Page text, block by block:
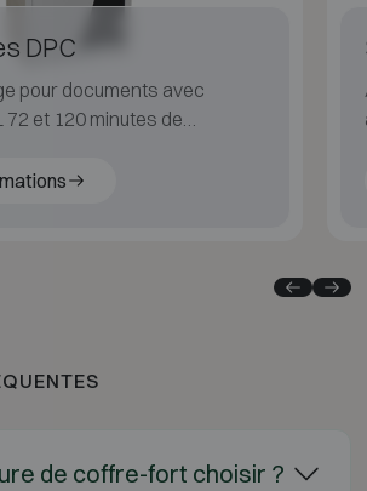
DPC
pour documents avec
72 et 120 minutes de
de coffre-fort choisir ?